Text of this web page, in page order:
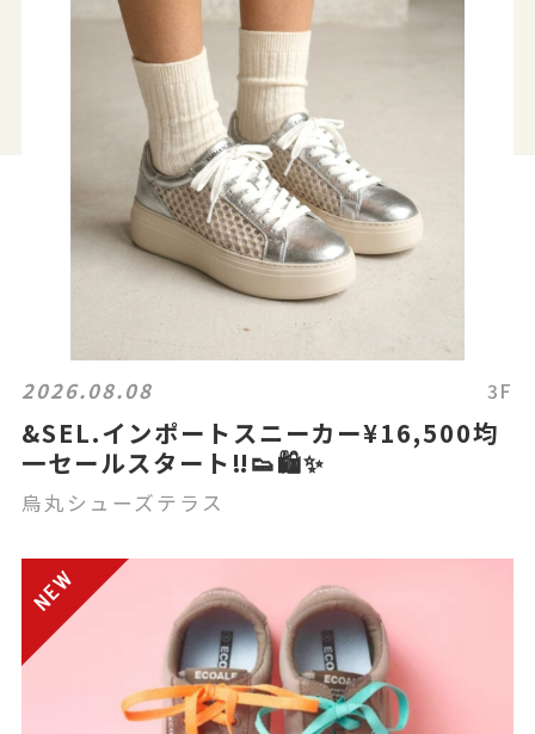
2026.08.08 3F
&SEL.インポートスニーカー¥16,500均
一セールスタート‼️👟🛍️✨
烏丸シューズテラス